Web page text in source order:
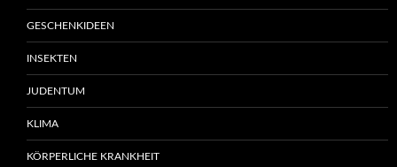
GESCHENKIDEEN
INSEKTEN
JUDENTUM
KLIMA
KÖRPERLICHE KRANKHEIT